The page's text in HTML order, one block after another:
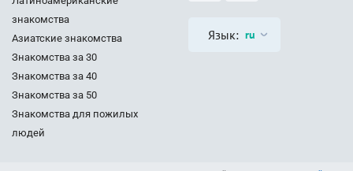
знакомства
Азиатские знакомства
Знакомства за 30
Знакомства за 40
Знакомства за 50
Знакомства для пожилых
людей
Язык: ru